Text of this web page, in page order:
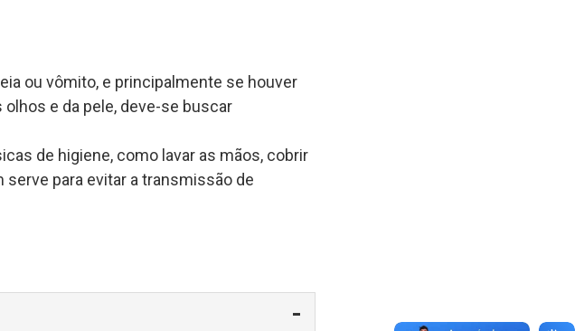
ou vômito, e principalmente se houver
e da pele, deve-se buscar
de higiene, como lavar as mãos, cobrir
serve para evitar a transmissão de